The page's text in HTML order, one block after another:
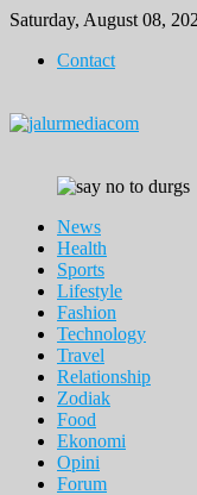
Skip
content
Saturday, August 08,
Contact
News
Health
Sports
Lifestyle
Fashion
Technology
Travel
Relationship
Zodiak
Food
Ekonomi
Opini
Forum